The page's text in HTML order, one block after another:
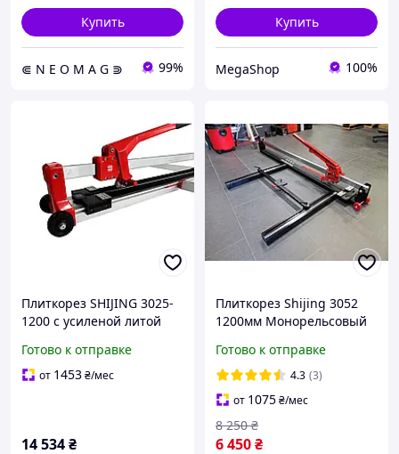
Купить
⋐ N E O M A G ⋑ 99%
Купить
MegaShop 100%
Плиткорез SHIJING 3025-
1200 с усиленой литой
направляющей и ручкой
розлома, откидная лапка
Готово к отправке
от 1453₴/мес
14 534₴
Плиткорез Shijing 3052
1200мм Монорельсовый
Готово к отправке
4.3 (3)
от 1075₴/мес
6 450₴
8 250 ₴